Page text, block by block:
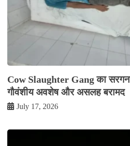
Cow Slaughter Gang का
गौवंशीय अवशेष और असलह बरामद
July 17, 2026